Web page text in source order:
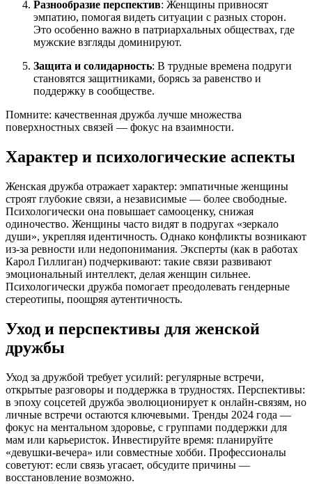
Разнообразие перспектив: Женщины привносят
эмпатию, помогая видеть ситуации с разных сторон.
Это особенно важно в патриархальных обществах, где
мужские взгляды доминируют.
Защита и солидарность: В трудные времена подруги
становятся защитниками, борясь за равенство и
поддержку в сообществе.
Помните: качественная дружба лучше множества
поверхностных связей — фокус на взаимности.
Характер и психологические аспекты
Женская дружба отражает характер: эмпатичные женщины
строят глубокие связи, а независимые — более свободные.
Психологически она повышает самооценку, снижая
одиночество. Женщины часто видят в подругах «зеркало
души», укрепляя идентичность. Однако конфликты возникают
из-за ревности или недопонимания. Эксперты (как в работах
Карол Гиллиган) подчеркивают: такие связи развивают
эмоциональный интеллект, делая женщин сильнее.
Психологически дружба помогает преодолевать гендерные
стереотипы, поощряя аутентичность.
Уход и перспективы для женской
дружбы
Уход за дружбой требует усилий: регулярные встречи,
открытые разговоры и поддержка в трудностях. Перспективы:
в эпоху соцсетей дружба эволюционирует к онлайн-связям, но
личные встречи остаются ключевыми. Тренды 2024 года —
фокус на ментальном здоровье, с группами поддержки для
мам или карьеристок. Инвестируйте время: планируйте
«девушки-вечера» или совместные хобби. Профессионалы
советуют: если связь угасает, обсудите причины —
восстановление возможно.